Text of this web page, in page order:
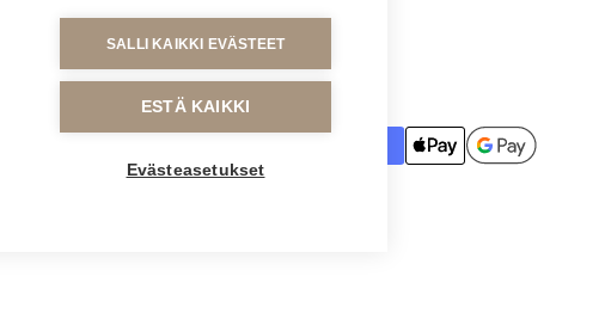
MAKSUTAVAT
SALLI KAIKKI EVÄSTEET
ESTÄ KAIKKI
Evästeasetukset